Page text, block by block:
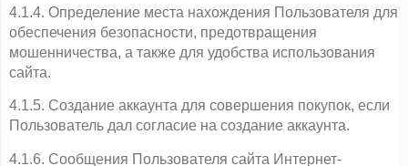
4.1.4. Определение места нахождения Пользователя для
обеспечения безопасности, предотвращения
мошенничества, а также для удобства использования
сайта.
4.1.5. Создание аккаунта для совершения покупок, если
Пользователь дал согласие на создание аккаунта.
4.1.6. Сообщения Пользователя сайта Интернет-